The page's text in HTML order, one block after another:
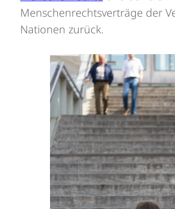
Menschenrechtsverträge der
Nationen zurück.